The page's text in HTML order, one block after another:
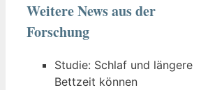
Weitere News aus der
Forschung
Studie: Schlaf und längere
Bettzeit können